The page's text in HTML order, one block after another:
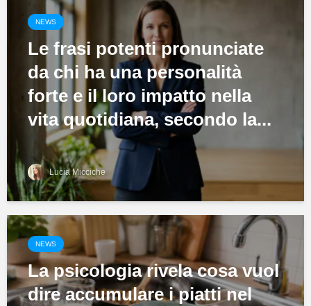
NEWS
Le frasi potenti pronunciate
da chi ha una personalità
forte e il loro impatto nella
vita quotidiana, secondo la...
Lucia Micciche
NEWS
La psicologia rivela cosa vuol
dire accumulare i piatti nel